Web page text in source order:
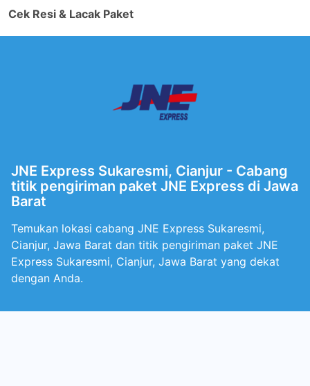
Cek Resi & Lacak Paket
JNE Express Sukaresmi, Cianjur - Cabang
titik pengiriman paket JNE Express di Jawa
Barat
Temukan lokasi cabang JNE Express Sukaresmi,
Cianjur, Jawa Barat dan titik pengiriman paket JNE
Express Sukaresmi, Cianjur, Jawa Barat yang dekat
dengan Anda.